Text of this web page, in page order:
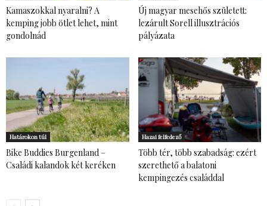
Kamaszokkal nyaralni? A
kemping jobb ötlet lehet, mint
gondolnád
Új magyar mesehős született:
lezárult Sorell illusztrációs
pályázata
Határokon túl
Bike Buddies Burgenland –
Családi kalandok két keréken
Hazai felfedező
Több tér, több szabadság: ezért
szerethető a balatoni
kempingezés családdal